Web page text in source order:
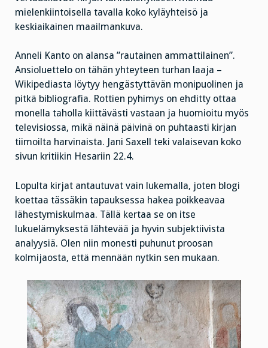
mielenkiintoisella tavalla koko kyläyhteisö ja
keskiaikainen maailmankuva.
Anneli Kanto on alansa ”rautainen ammattilainen”.
Ansioluettelo on tähän yhteyteen turhan laaja –
Wikipediasta löytyy hengästyttävän monipuolinen ja
pitkä bibliografia. Rottien pyhimys on ehditty ottaa
monella taholla kiittävästi vastaan ja huomioitu myös
televisiossa, mikä näinä päivinä on puhtaasti kirjan
tiimoilta harvinaista. Jani Saxell teki valaisevan koko
sivun kritiikin Hesariin 22.4.
Lopulta kirjat antautuvat vain lukemalla, joten blogi
koettaa tässäkin tapauksessa hakea poikkeavaa
lähestymiskulmaa. Tällä kertaa se on itse
lukuelämyksestä lähtevää ja hyvin subjektiivista
analyysiä. Olen niin monesti puhunut proosan
kolmijaosta, että mennään nytkin sen mukaan.